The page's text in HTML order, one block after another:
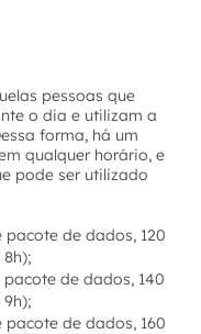
pessoas que
o dia e utilizam a
forma, há um
qualquer horário, e
pode ser utilizado
pacote de dados, 120
de dados, 140
pacote de dados, 160